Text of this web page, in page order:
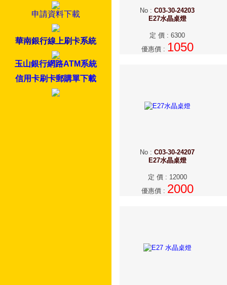
申請資料下載
華南銀行線上刷卡系統
玉山銀行網路ATM系統
信用卡刷卡郵購單下載
No : C03-30-24203
E27水晶桌燈
定 價 : 6300
優惠價: 1050
No : C03-30-24207
E27水晶桌燈
定 價: 12000
優惠價: 2000